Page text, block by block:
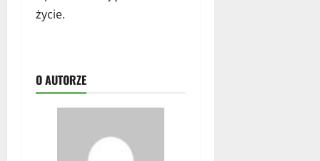
życie.
O AUTORZE